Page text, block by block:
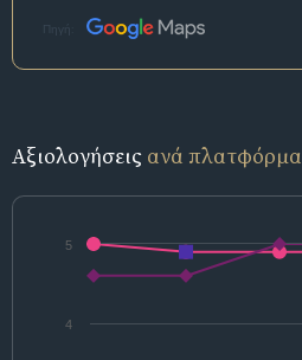
Πηγή:
Αξιολογήσεις ανά πλατφόρμα
4
5